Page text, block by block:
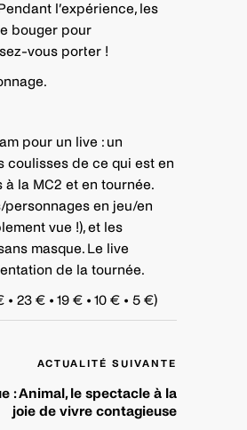
l’expérience, les
bouger pour
vous porter !
pour un live : un
coulisses de ce qui est en
la MC2 et en tournée.
en jeu/en
vue !), et les
masque. Le live
de la tournée.
23 € • 19 € • 10 € • 5 €)
ACTUALITÉ SUIVANTE
: Animal, le spectacle à la
joie de vivre contagieuse